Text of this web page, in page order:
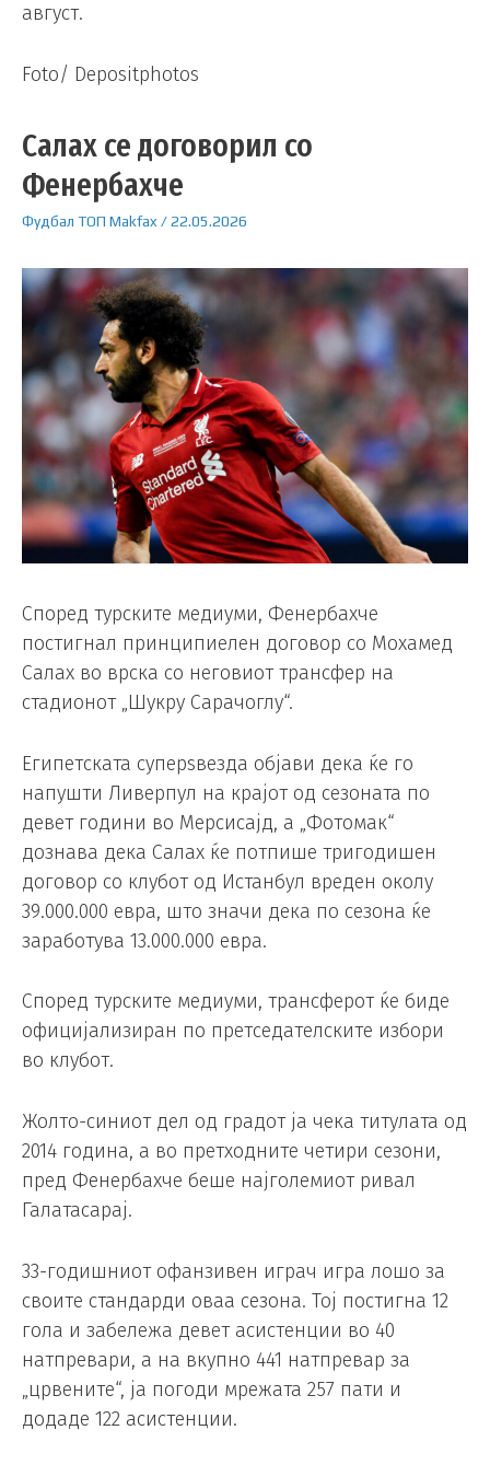
август.
Foto/ Depositphotos
Салах се договорил со
Фенербахче
Фудбал ТОП Makfax /22.05.2026
Според турските медиуми, Фенербахче
постигнал принципиелен договор со Мохамед
Салах во врска со неговиот трансфер на
стадионот „Шукру Сарачоглу“.
Египетската суперѕвезда објави дека ќе го
напушти Ливерпул на крајот од сезоната по
девет години во Мерсисајд, а „Фотомак“
дознава дека Салах ќе потпише тригодишен
договор со клубот од Истанбул вреден околу
39.000.000 евра, што значи дека по сезона ќе
заработува 13.000.000 евра.
Според турските медиуми, трансферот ќе биде
официјализиран по претседателските избори
во клубот.
Жолто-синиот дел од градот ја чека титулата од
2014 година, а во претходните четири сезони,
пред Фенербахче беше најголемиот ривал
Галатасарај.
33-годишниот офанзивен играч игра лошо за
своите стандарди оваа сезона. Тој постигна 12
гола и забележа девет асистенции во 40
натпревари, а на вкупно 441 натпревар за
„црвените“, ја погоди мрежата 257 пати и
додаде 122 асистенции.